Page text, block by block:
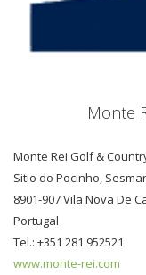
Monte
Monte Rei Golf &
Sitio do Pocinho,
8901-907 Vila Nova De
Portugal
Tel.: +351 281 952521
www.monte-rei.com